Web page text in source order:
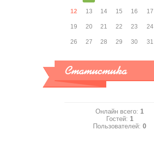
12 13 14 15 16 17
19 20 21 22 23 24
26 27 28 29 30 31
Статистика
Онлайн всего: 1
Гостей: 1
Пользователей: 0